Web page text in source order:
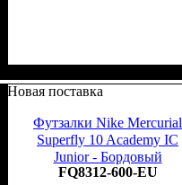
Новая поставка
Футзалки Nike Mercurial
Superfly 10 Academy IC
Junior - Бордовый
FQ8312-600-EU